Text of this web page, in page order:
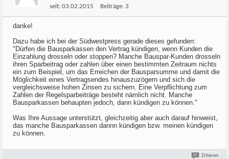
seit: 03.02.2015 Beiträge: 3
danke!
Dazu habe ich bei der Südwestpress gerade dieses gefunden:
"Dürfen die Bausparkassen den Vertrag kündigen, wenn Kunden die
Einzahlung drosseln oder stoppen? Manche Bauspar-Kunden drosseln
ihren Sparbeitrag oder zahlen über einen bestimmten Zeitraum nichts
ein zum Beispiel, um das Erreichen der Bausparsumme und damit die
Möglichkeit eines Vertragsendes hinauszuzögern und sich die
vergleichsweise hohen Zinsen zu sichern. Eine Verpflichtung zum
Zahlen der Regelsparbeiträge besteht nämlich nicht. Manche
Bausparkassen behaupten jedoch, dann kündigen zu können."
Was Ihre Aussage unterstützt, gleichzeitig aber auch darauf hinweist,
das manche Bausparkassen dannn kündigen bzw. meinen kündigen
zu können.
Zitieren